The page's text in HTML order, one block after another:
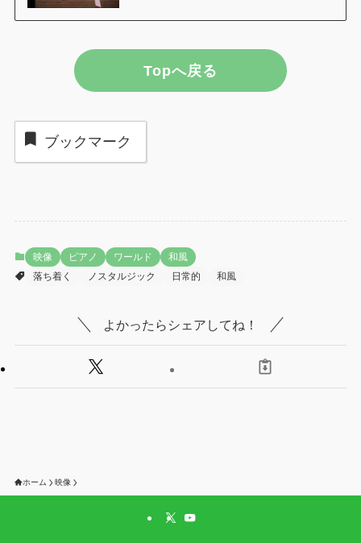
Topへ戻る
ブックマーク
映像 ピアノ ワールド
和風
落ち着く
ノスタルジック 日常的 和風
よかったらシェアしてね！
ホーム 映像